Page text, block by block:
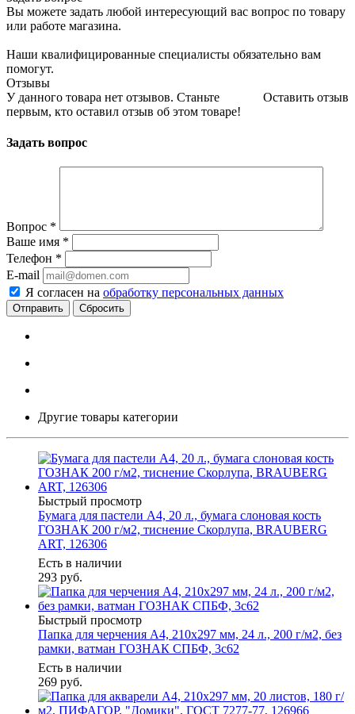
Вы можете задать любой интересующий вас вопрос по товару
или работе магазина.
Наши квалифицированные специалисты обязательно вам
помогут.
Отзывы
Оставить отзыв
У данного товара нет отзывов. Станьте
первым, кто оставил отзыв об этом товаре!
Задать вопрос
Вопрос *
Ваше имя *
Телефон *
E-mail
Я согласен на обработку персональных данных
Сбросить
Другие товары категории
Быстрый просмотр
Бумага для пастели А4, 20 л., бумага слоновая кость
ГОЗНАК 200 г/м2, тиснение Скорлупа, BRAUBERG
ART, 126306
Есть в наличии
293 руб.
Быстрый просмотр
Папка для черчения А4, 210х297 мм, 24 л., 200 г/м2, без
рамки, ватман ГОЗНАК СПБФ, 3с62
Есть в наличии
269 руб.